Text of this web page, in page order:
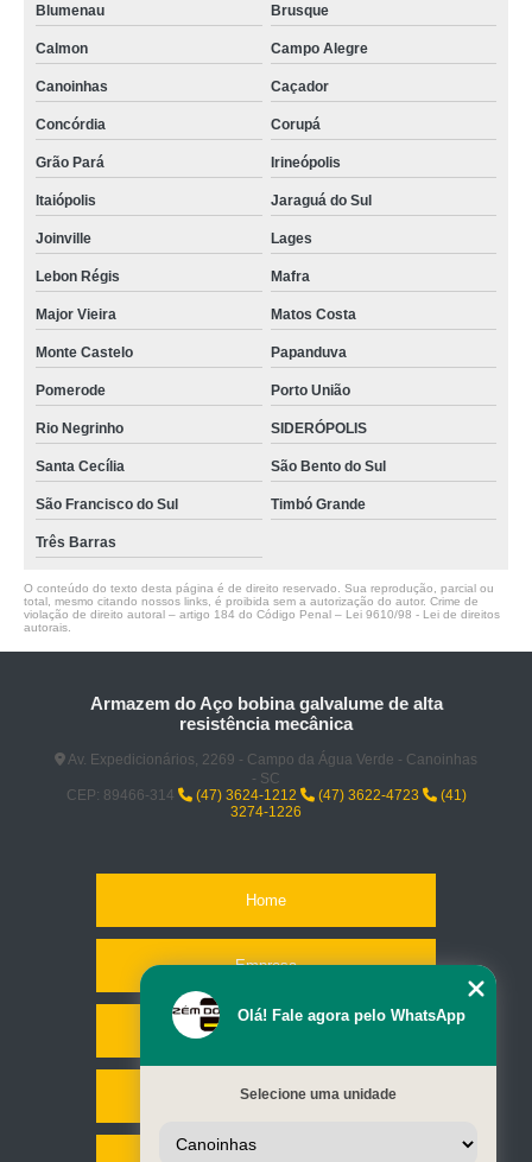
Blumenau Brusque
Calmon Campo Alegre
Canoinhas Caçador
Concórdia Corupá
Grão Pará Irineópolis
Itaiópolis Jaraguá do Sul
Joinville Lages
Lebon Régis Mafra
Major Vieira Matos Costa
Monte Castelo Papanduva
Pomerode Porto União
Rio Negrinho SIDERÓPOLIS
Santa Cecília São Bento do Sul
São Francisco do Sul Timbó Grande
Três Barras
O conteúdo do texto desta página é de direito reservado. Sua reprodução, parcial ou
total, mesmo citando nossos links, é proibida sem a autorização do autor. Crime de
violação de direito autoral – artigo 184 do Código Penal – Lei 9610/98 - Lei de direitos
autorais
Armazem do Aço bobina galvalume de alta
resistência mecânica
Av. Expedicionários, 2269 - Campo da Água Verde - Canoinhas
- SC
CEP: 89466-314
(47) 3624-1212 (47) 3622-4723
(41)
3274-1226
Home
Empresa
Serviços
Olá! Fale agora pelo WhatsApp
Selecione uma unidade